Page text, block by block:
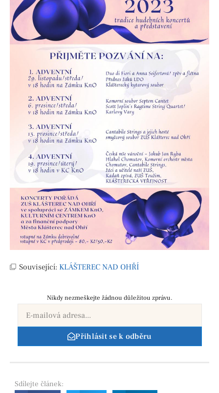
Související: KLÁŠTEREC NAD OHŘÍ
Nikdy nezmeškejte žádnou důležitou zprávu.
Přihlásit se k odběru
Sdílejte článek: